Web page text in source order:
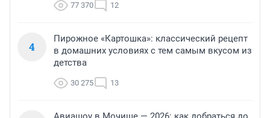
77 370 12
4
Пирожное «Картошка»: классический рецепт
в домашних условиях с тем самым вкусом из
детства
30 275 13